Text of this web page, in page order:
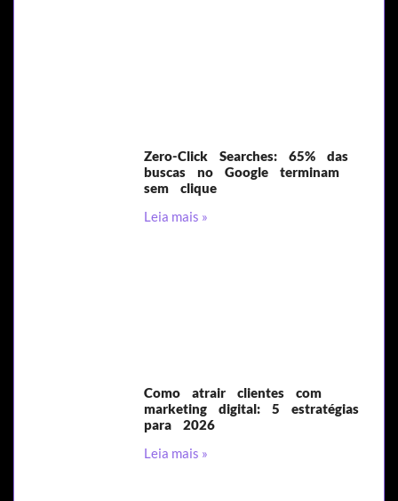
Zero-Click Searches: 65% das
buscas no Google terminam
sem clique
Leia mais »
Como atrair clientes com
marketing digital: 5 estratégias
para 2026
Leia mais »